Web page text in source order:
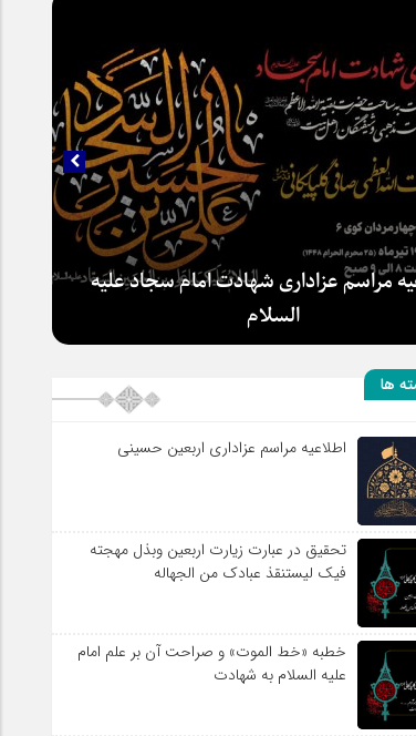
مراسم عزاداری شهادت امام سجاد علیه
ها
اطلاعیه مراسم عزاداری اربعین حسینی
تحقیق در عبارت زیارت اربعین وبذل مهجته
فیک لیستنقذ عبادک من الجهاله
خطبه «خط الموت» و صراحت آن بر علم امام
علیه السلام به شهادت